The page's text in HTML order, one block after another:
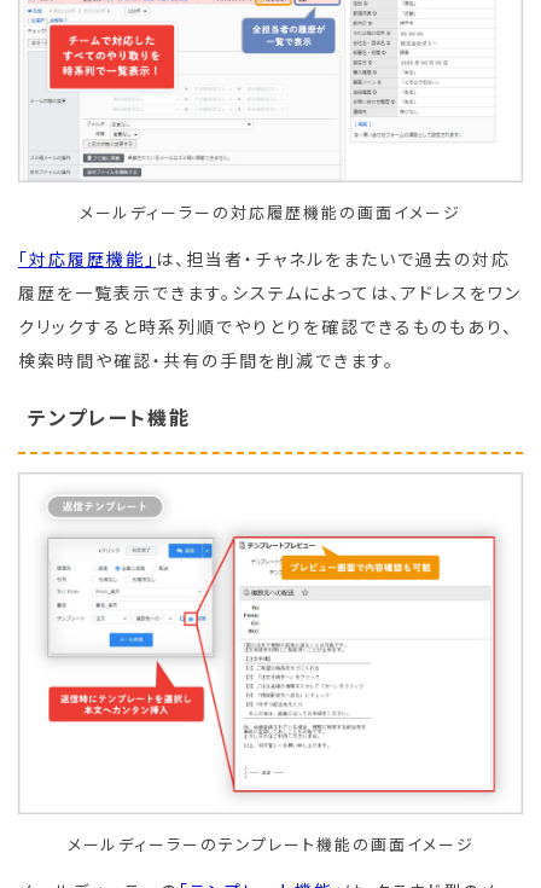
メールディーラーの対応履歴機能の画面イメージ
「対応履歴機能」 は、担当者・チャネルをまたいで過去の対応
履歴を一覧表示できます。システムによっては、アドレスをワン
クリックすると時系列順でやりとりを確認できるものもあり、
検索時間や確認・共有の手間を削減できます。
テンプレート機能
メールディーラーのテンプレート機能の画面イメージ